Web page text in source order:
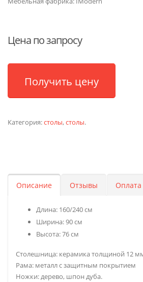
Цена по запросу
Получить цену
Категория:столы,столы.
Описание Отзывы Оплата
Длина: 160/240 см
Ширина: 90 см
Высота: 76 см
Столешница: керамика толщиной 12
Рама: металл с защитным покрытием
Ножки: дерево, шпон дуба.